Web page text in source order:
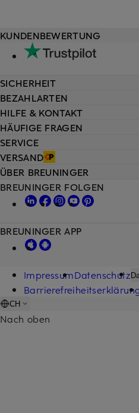
HILFE & KONTAKT
HÄUFIGE FRAGEN
SERVICE
VERSAND
KUNDENBEWERTUNG
SICHERHEIT
BEZAHLARTEN
ÜBER BREUNINGER
BREUNINGER FOLGEN
BREUNINGER APP
ImpressumDatenschutz
CH
Nach oben